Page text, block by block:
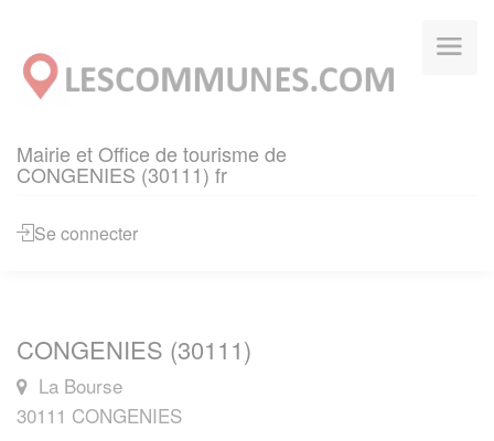
Mairie et Office de tourisme de
CONGENIES (30111) fr
Se connecter
CONGENIES (30111)
La Bourse
30111 CONGENIES